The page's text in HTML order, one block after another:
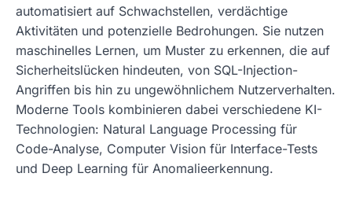
automatisiert auf Schwachstellen, verdächtige
Aktivitäten und potenzielle Bedrohungen. Sie nutzen
maschinelles Lernen, um Muster zu erkennen, die auf
Sicherheitslücken hindeuten, von SQL-Injection-
Angriffen bis hin zu ungewöhnlichem Nutzerverhalten.
Moderne Tools kombinieren dabei verschiedene KI-
Technologien: Natural Language Processing für
Code-Analyse, Computer Vision für Interface-Tests
und Deep Learning für Anomalieerkennung.